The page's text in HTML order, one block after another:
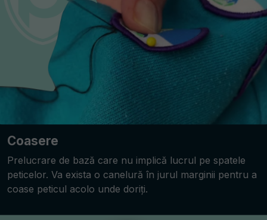
Coasere
Prelucrare de bază care nu implică lucrul pe spatele
peticelor. Va exista o canelură în jurul marginii pentru a
coase peticul acolo unde doriți.